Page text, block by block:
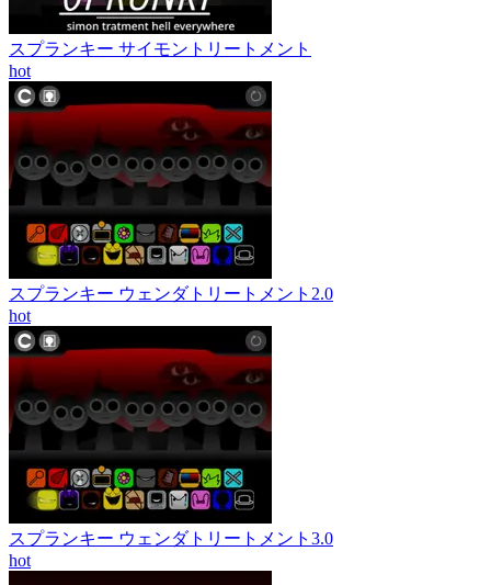
スプランキー サイモントリートメント
hot
スプランキー ウェンダトリートメント2.0
hot
スプランキー ウェンダトリートメント3.0
hot